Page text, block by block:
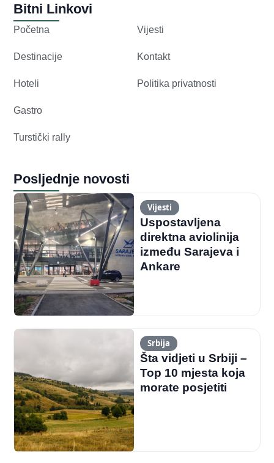
Bitni Linkovi
Početna
Destinacije
Hoteli
Gastro
Turstički rally
Vijesti
Kontakt
Politika privatnosti
Posljednje novosti
Vijesti
Uspostavljena
direktna aviolinija
između Sarajeva i
Ankare
Srbija
Šta vidjeti u Srbiji –
Top 10 mjesta koja
morate posjetiti